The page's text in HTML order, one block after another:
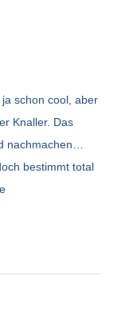
schon cool, aber
Knaller. Das
nachmachen…
bestimmt total